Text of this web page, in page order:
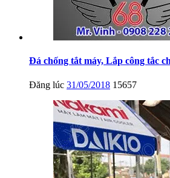
Đá chống tắt máy, Lắp công tắc
Đăng lúc 31/05/2018 15657